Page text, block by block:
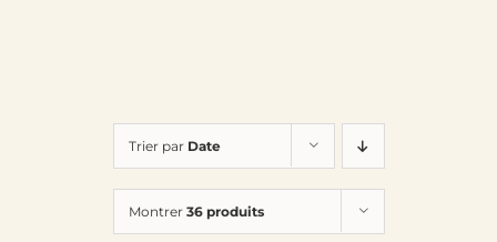
Trier par Date
Montrer 36 produits